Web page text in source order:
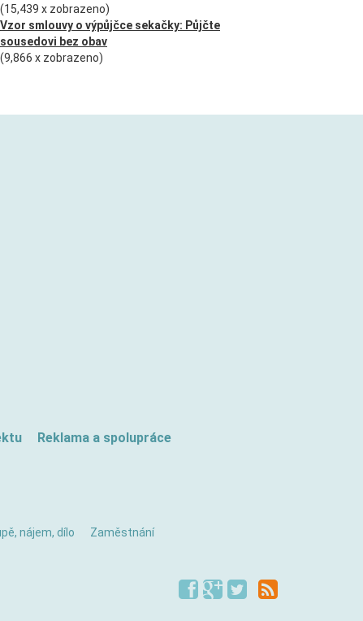
(15,439 x zobrazeno)
Vzor smlouvy o výpůjčce sekačky: Půjčte
sousedovi bez obav
(9,866 x zobrazeno)
Reklama a spolupráce
nájem, dílo Zaměstnání